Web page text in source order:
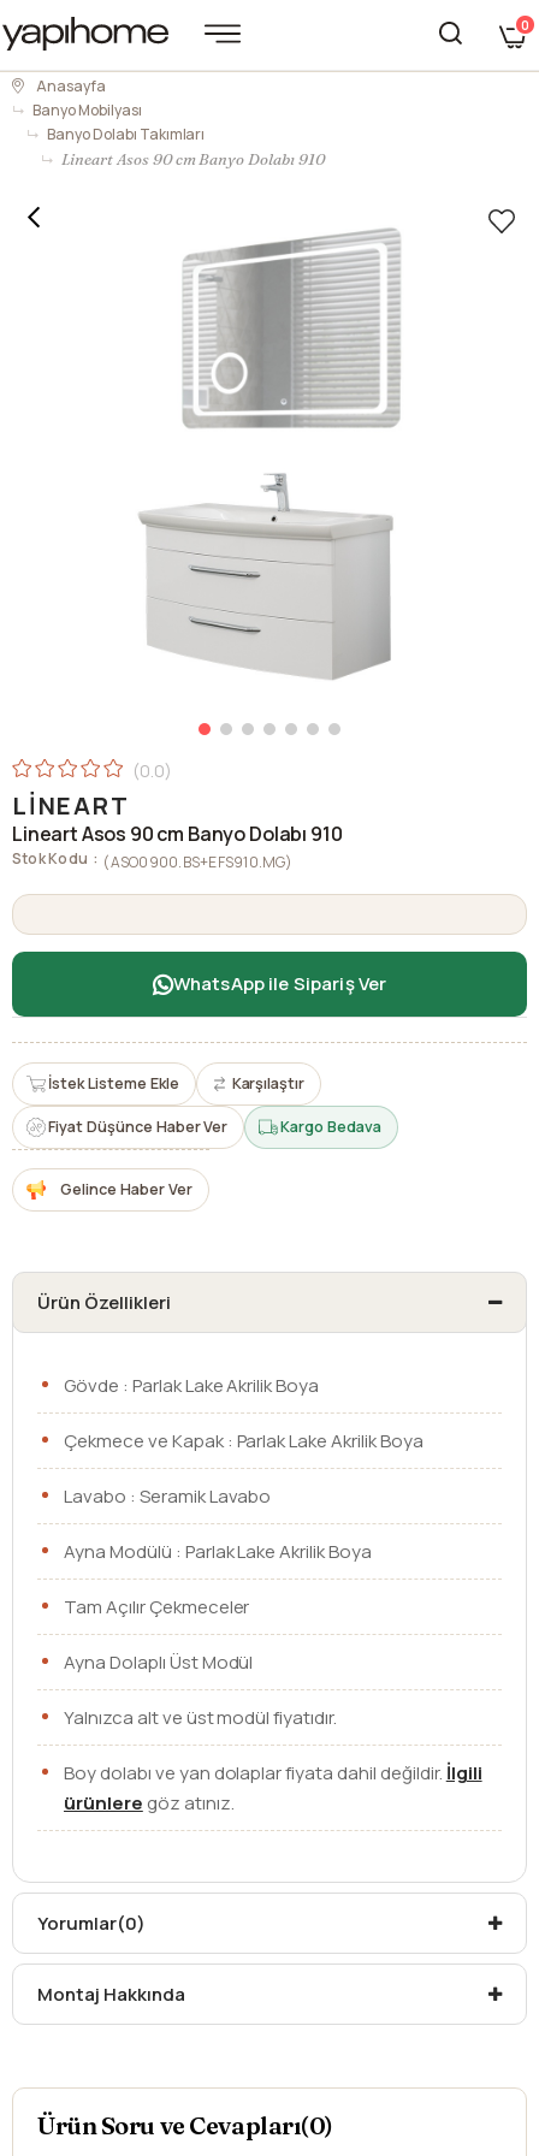
0
Anasayfa
Banyo Mobilyası
Banyo Dolabı Takımları
Lineart Asos 90 cm Banyo Dolabı 910
0.0
LINEART
Lineart Asos 90 cm Banyo Dolabı 910
Stok Kodu (ASO0900.BS+EFS910.MG)
WhatsApp ile Sipariş Ver
İstek Listeme Ekle Karşılaştır
Fiyat Düşünce Haber Ver Kargo Bedava
Gelince Haber Ver
Ürün Özellikleri
Gövde : Parlak Lake Akrilik Boya
Çekmece ve Kapak : Parlak Lake Akrilik Boya
Lavabo : Seramik Lavabo
Ayna Modülü : Parlak Lake Akrilik Boya
Tam Açılır Çekmeceler
Ayna Dolaplı Üst Modül
Yalnızca alt ve üst modül fiyatıdır.
Boy dolabı ve yan dolaplar fiyata dahil değildir. İlgili
ürünlere göz atınız.
Renk Seçenekleri : Füme, Beyaz, Sahra
Lütfen seçtiğiniz rengi sipariş notunuzda belirtiniz.
Üst Modül
Büyüteçli Ledli Ayna
Lavabo
Etajerli Lavabo
Yorumlar(0)
Montaj Hakkında
Ürün Soru ve Cevapları(0)